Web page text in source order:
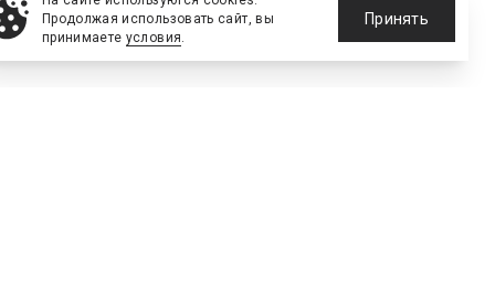
Продолжая использовать сайт, вы
принимаете условия.
Принять